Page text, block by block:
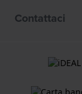
Contattaci